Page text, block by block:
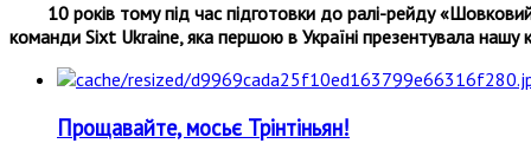
10 років тому під час підготовки до ралі-рейду
команди Sixt Ukraine, яка першою в Україні презентувала нашу
Прощавайте, мосьє Трінтіньян!